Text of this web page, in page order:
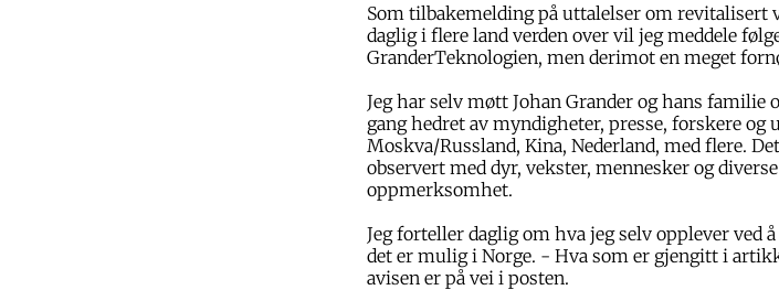
Som tilbakemelding på uttalelser om revitalisert
daglig i flere land verden over vil jeg meddele
GranderTeknologien, men derimot en meget
Jeg har selv møtt Johan Grander og hans familie
gang hedret av myndigheter, presse, forskere
Moskva/Russland, Kina, Nederland, med flere.
observert med dyr, vekster, mennesker og
oppmerksomhet.
Jeg forteller daglig om hva jeg selv opplever ved
det er mulig i Norge. - Hva som er gjengitt i
avisen er på vei i posten.